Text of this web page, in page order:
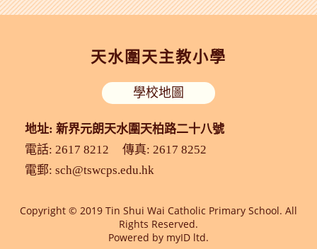
天水圍天主教小學
地址: 新界元朗天水圍天柏路二十八號
學校地圖
電話: 2617 8212
傳真: 2617 8252
電郵: sch@tswcps.edu.hk
Copyright © 2019 Tin Shui Wai Catholic Primary School. All
Rights Reserved.
Powered by myID ltd.